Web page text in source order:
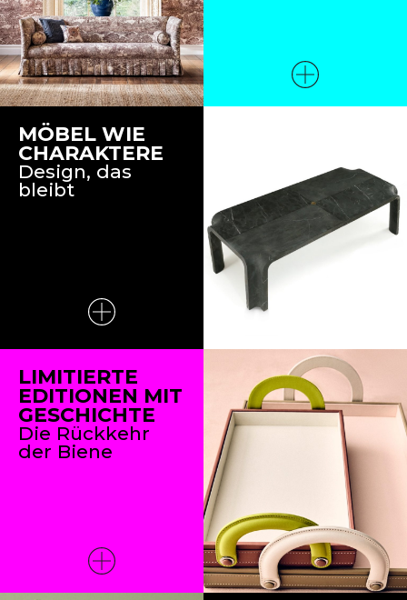
MÖBEL WIE
CHARAKTERE
Design, das
bleibt
LIMITIERTE
EDITIONEN MIT
GESCHICHTE
Die Rückkehr
der Biene